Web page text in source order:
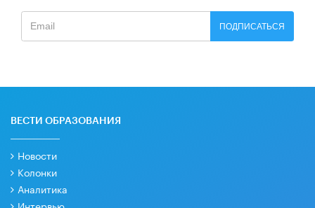
ПОДПИСАТЬСЯ
ВЕСТИ ОБРАЗОВАНИЯ
Новости
Колонки
Аналитика